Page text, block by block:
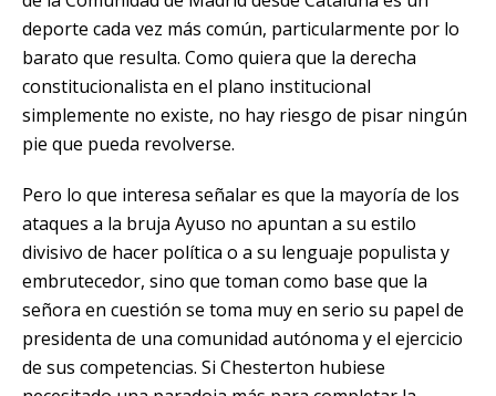
deporte cada vez más común, particularmente por lo
barato que resulta. Como quiera que la derecha
constitucionalista en el plano institucional
simplemente no existe, no hay riesgo de pisar ningún
pie que pueda revolverse.
Pero lo que interesa señalar es que la mayoría de los
ataques a la bruja Ayuso no apuntan a su estilo
divisivo de hacer política o a su lenguaje populista y
embrutecedor, sino que toman como base que la
señora en cuestión se toma muy en serio su papel de
presidenta de una comunidad autónoma y el ejercicio
de sus competencias. Si Chesterton hubiese